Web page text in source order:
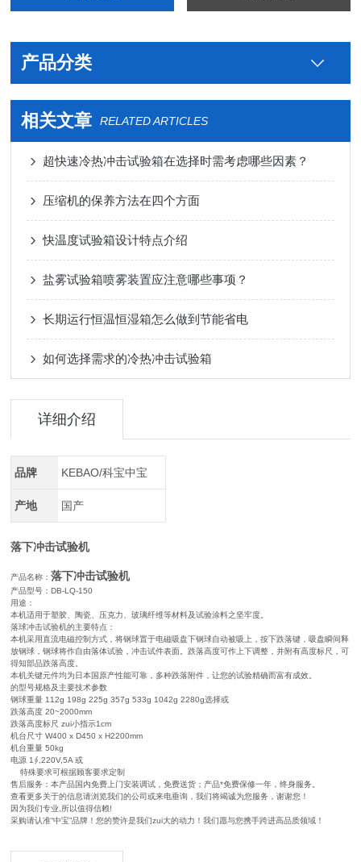
产品分类
相关文章 RELATED ARTICLES
超快速冷热冲击试验箱在选择时需考虑哪些因素？
压缩机的保养方法在四个方面
快温度试验箱设计特点介绍
盐雾试验箱喷雾装置应注意哪些事项？
长期运行恒温恒湿箱怎么做到节能省电
如何选择需求的冷热冲击试验箱
详细介绍
品牌 KEBAO/科宝中宝
产地 国产
落下冲击试验机
产品名称：落下冲击试验机
产品型号：DB-LQ-150
用途：
本机适用于塑胶、陶瓷、压克力、玻璃纤维等材料及试验涂料之坚牢度。
落球冲击试验机的主要特点：
本机采用直流电磁控制方式，将钢球置于电磁吸盘下钢球自动被吸上，按下跌落键，吸盘瞬间释
放钢球，钢球将作自由落体试验，冲击试件表面。跌落高度可作上下调整，并附有高度标尺，可
得知部品跌落高度。
本机关键元件均为日本国原产性能可靠，多种跌落附件，让您的试验精确而富有成效。
的型号规格及主要技术参数
钢球重量 112g 198g 225g 357g 533g 1042g 2280g选择或
跌落高度 20~2000mm
跌落高度标尺 zui小指示1cm
机台尺寸 W400 x D450 x H2200mm
机台重量 50kg
电源 1∮,220V,5A 或
特殊要求可根据顾客要求定制
售后服务：本产品国内免费上门安装调试，免费送货；产品*免费保修一年，终身服务。
查看更多关于的信息请浏览我们的公司或来电垂询，我们将竭诚为您服务，谢谢您！
因为我们专业,所以值得信赖!
采购请认准“中宝”品牌！您的赞许是我们zui大的动力！我们愿与您携手跨进高品质领域！